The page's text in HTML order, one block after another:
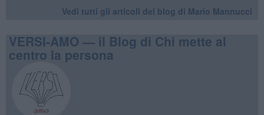
Vedi tutti gli articoli del blog di Mario Mannucci
VERSI-AMO — il Blog di Chi mette al
centro la persona